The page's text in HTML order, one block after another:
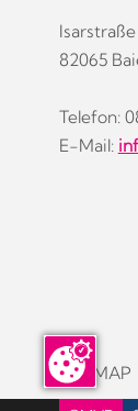
82065
Telefon:
E-Mail:
SITEMAP